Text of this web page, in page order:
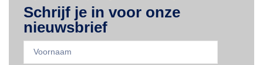
Schrijf je in voor onze
nieuwsbrief